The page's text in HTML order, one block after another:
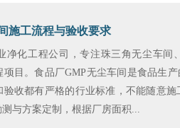
施工流程与验收要求
净化工程公司，专注珠三角无尘车间
目。食品厂GMP无尘车间是食品生
验收都有严格的行业标准，不能随意
与方案定制，根据厂房面积...